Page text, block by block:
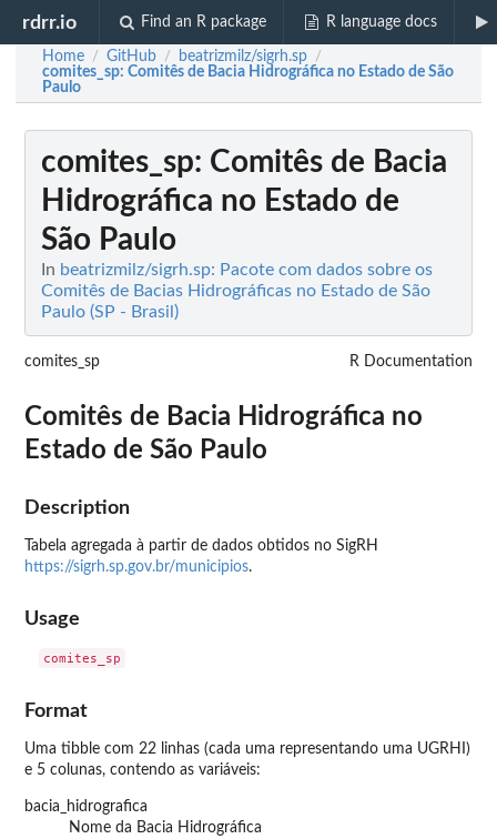
rdrr.io Find an R package R language docs
Home / GitHub / beatrizmilz/sigrh.sp /
comites_sp: Comitês de Bacia Hidrográfica no Estado de São
Paulo
comites_sp: Comitês de Bacia
Hidrográfica no Estado de
São Paulo
In beatrizmilz/sigrh.sp: Pacote com dados sobre os
Comitês de Bacias Hidrográficas no Estado de São
Paulo (SP - Brasil)
comites_sp R Documentation
Comitês de Bacia Hidrográfica no
Estado de São Paulo
Description
Tabela agregada à partir de dados obtidos no SigRH
https://sigrh.sp.gov.br/municipios.
Usage
Format
Uma tibble com 22 linhas (cada uma representando uma UGRHI)
e 5 colunas, contendo as variáveis:
bacia_hidrografica
Nome da Bacia Hidrográfica